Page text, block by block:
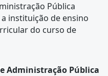
Pública
instituição de ensino
do curso de
Administração Pública